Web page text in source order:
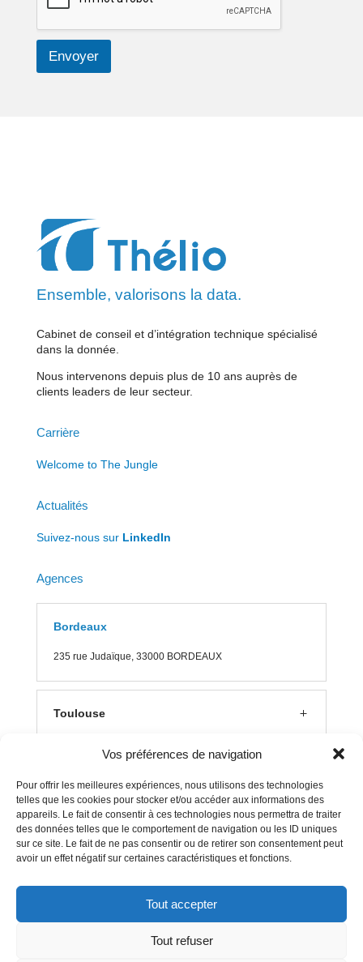
Vos préférences de navigation
Pour offrir les meilleures expériences, nous utilisons des technologies
telles que les cookies pour stocker et/ou accéder aux informations des
appareils. Le fait de consentir à ces technologies nous permettra de traiter
des données telles que le comportement de navigation ou les ID uniques
sur ce site. Le fait de ne pas consentir ou de retirer son consentement peut
avoir un effet négatif sur certaines caractéristiques et fonctions.
Tout accepter
Tout refuser
Envoyer
Ensemble, valorisons la data.
Cabinet de conseil et d’intégration technique spécialisé
dans la donnée.
Nous intervenons depuis plus de 10 ans auprès de
clients leaders de leur secteur.
Carrière
Welcome to The Jungle
Actualités
Suivez-nous sur LinkedIn
Agences
Bordeaux
235 rue Judaïque, 33000 BORDEAUX
Toulouse
Aix en Provence